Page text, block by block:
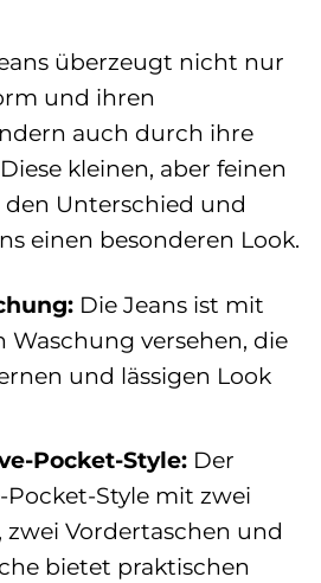
überzeugt nicht nur
und ihren
auch durch ihre
kleinen, aber feinen
Unterschied und
einen besonderen Look.
Die Jeans ist mit
Waschung versehen, die
und lässigen Look
Pocket-Style:Der
Pocket-Style mit zwei
zwei Vordertaschen und
bietet praktischen